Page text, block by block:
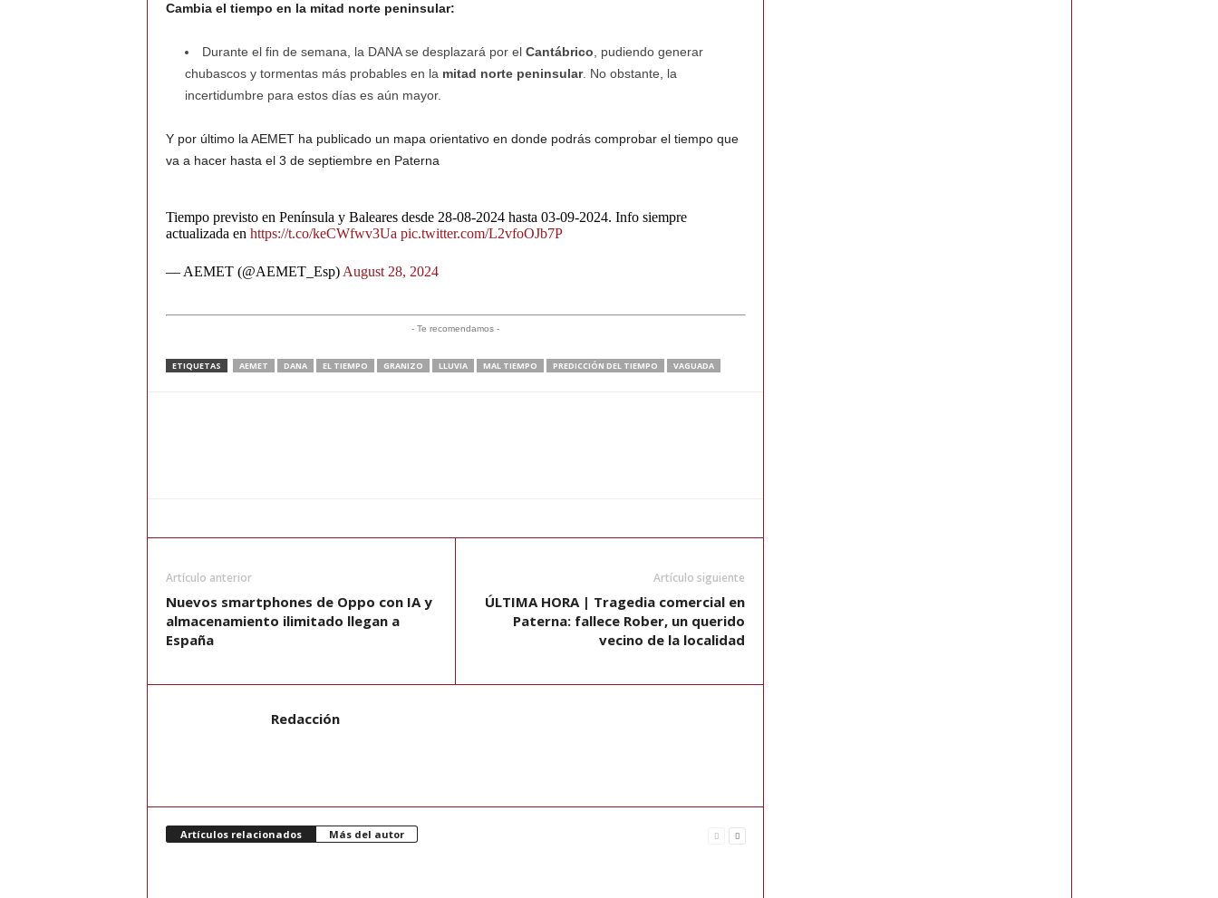
Cambia el tiempo en la mitad norte peninsular:
Durante el fin de semana, la DANA se desplazará por el Cantábrico, pudiendo generar
chubascos y tormentas más probables en la mitad norte peninsular. No obstante, la
incertidumbre para estos días es aún mayor.
Y por último la AEMET ha publicado un mapa orientativo en donde podrás comprobar el tiempo que
va a hacer hasta el 3 de septiembre en Paterna
Tiempo previsto en Península y Baleares desde 28-08-2024 hasta 03-09-2024. Info siempre
actualizada en https://t.co/keCWfwv3Ua pic.twitter.com/L2vfoOJb7P
— AEMET (@AEMET_Esp) August 28, 2024
- Te recomendamos -
ETIQUETAS AEMET DANA EL TIEMPO GRANIZO LLUVIA MAL TIEMPO PREDICCIÓN DEL TIEMPO VAGUADA
Artículo anterior
Nuevos smartphones de Oppo con IA y
almacenamiento ilimitado llegan a
España
Artículo siguiente
ÚLTIMA HORA | Tragedia comercial en
Paterna: fallece Rober, un querido
vecino de la localidad
Redacción
Artículos relacionados Más del autor